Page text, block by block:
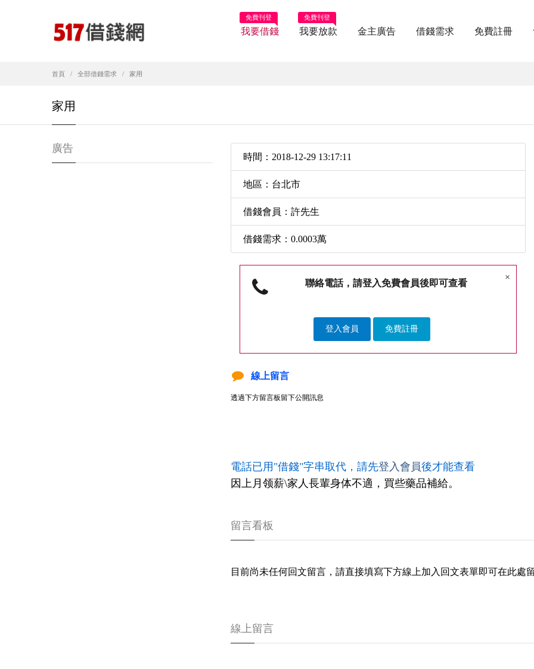
我要借錢
免費刊登
我要放款
免費刊登
金主廣告 借錢需求 免費註冊
首頁 全部借錢需求 家用
家用
時間：2018-12-29 13:17:11
地區：台北市
借錢會員：許先生
借錢需求：0.0003萬
×
聯絡電話，請登入免費會員後即可查看
登入會員 免費註冊
線上留言
透過下方留言板留下公開訊息
電話已用"借錢"字串取代，請先登入會員後才能查看
因上月领薪\家人長輩身体不適，買些藥品補給。
留言看板
目前尚未任何回文留言，請直接填寫下方線上加入回文表單即可在此處
線上留言
廣告